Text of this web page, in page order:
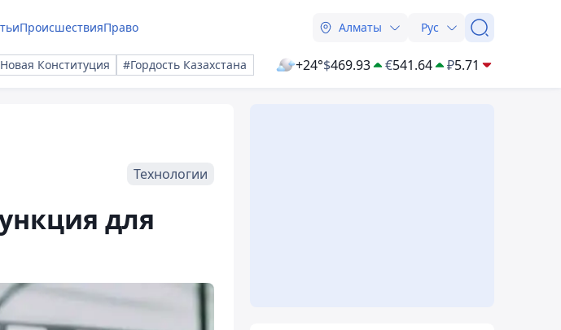
ПроисшествияПраво Алматы Рус
Конституция #Гордость Казахстана +24°$469.93 €541.64 ₽5.71
Технологии
для